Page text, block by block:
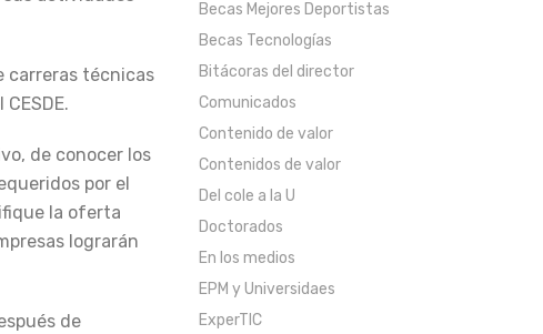
carreras técnicas
de conocer los
por el
la oferta
lograrán
de
Becas Mejores Deportistas
Becas Tecnologías
Bitácoras del director
Comunicados
Contenido de valor
Contenidos de valor
Del cole a la U
Doctorados
En los medios
EPM y Universidaes
ExperTIC